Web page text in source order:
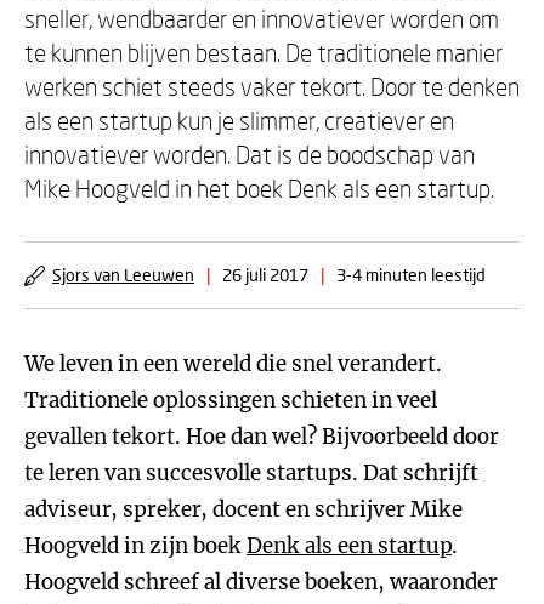
sneller, wendbaarder en innovatiever worden om
te kunnen blijven bestaan. De traditionele manier
werken schiet steeds vaker tekort. Door te denken
als een startup kun je slimmer, creatiever en
innovatiever worden. Dat is de boodschap van
Mike Hoogveld in het boek Denk als een startup.
Sjors van Leeuwen | 26 juli 2017 | 3-4 minuten leestijd
We leven in een wereld die snel verandert.
Traditionele oplossingen schieten in veel
gevallen tekort. Hoe dan wel? Bijvoorbeeld door
te leren van succesvolle startups. Dat schrijft
adviseur, spreker, docent en schrijver Mike
Hoogveld in zijn boekDenk als een startup.
Hoogveld schreef al diverse boeken, waaronder